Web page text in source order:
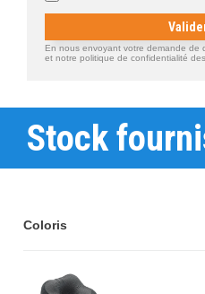
En nous envoyant votre demande de
et notre politique de confidentialité
Stock
Coloris